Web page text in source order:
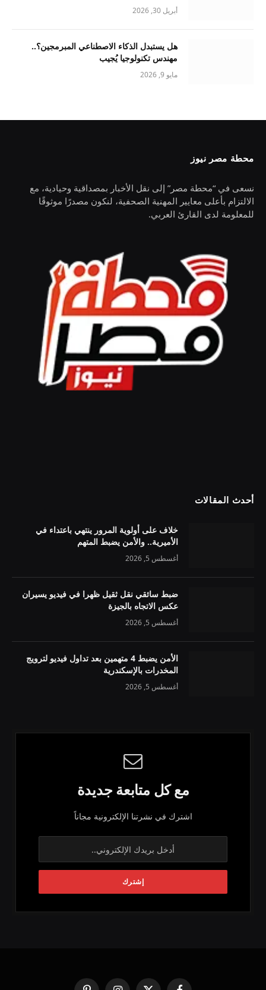
أبريل 30, 2026
هل يستبدل الذكاء الاصطناعي المبرمجين؟..
مهندس تكنولوجيا يُجيب
مايو 9, 2026
محطة مصر نيوز
نسعى في “محطة مصر” إلى نقل الأخبار بمصداقية وحيادية، مع
الالتزام بأعلى معايير المهنية الصحفية، لنكون مصدرًا موثوقًا
للمعلومة لدى القارئ العربي.
أحدث المقالات
خلاف على أولوية المرور ينتهي باعتداء في
الأميرية.. والأمن يضبط المتهم
أغسطس 5, 2026
ضبط سائقي نقل ثقيل ظهرا في فيديو يسيران
عكس الاتجاه بالجيزة
أغسطس 5, 2026
الأمن يضبط 4 متهمين بعد تداول فيديو لترويج
المخدرات بالإسكندرية
أغسطس 5, 2026
مع كل متابعة جديدة
اشترك في نشرتنا الإلكترونية مجاناً